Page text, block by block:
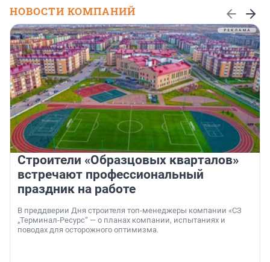
НОВОСТИ КОМПАНИЙ
Строители «Образцовых кварталов»
встречают профессиональный
праздник на работе
В преддверии Дня строителя топ-менеджеры компании «СЗ
„Терминал-Ресурс“ — о планах компании, испытаниях и
поводах для осторожного оптимизма.